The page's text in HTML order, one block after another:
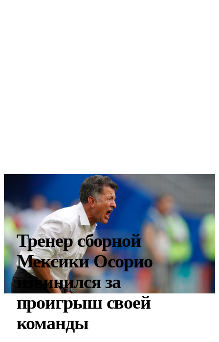
Тренер сборной
Мексики Осорио
извинился за
проигрыш своей
команды